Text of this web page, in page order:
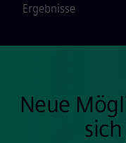
Ergebnisse
Neue
sich